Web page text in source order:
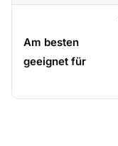
Am besten
geeignet für